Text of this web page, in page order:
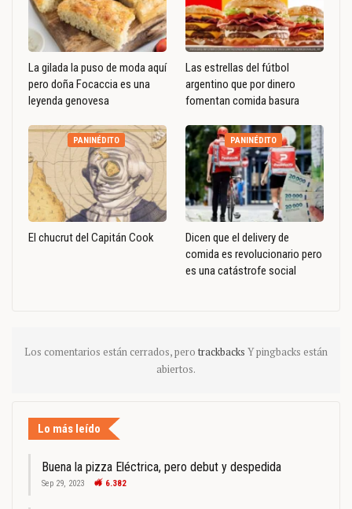
La gilada la puso de moda aquí
pero doña Focaccia es una
leyenda genovesa
Las estrellas del fútbol
argentino que por dinero
fomentan comida basura
PANINÉDITO
El chucrut del Capitán Cook
PANINÉDITO
Dicen que el delivery de
comida es revolucionario pero
es una catástrofe social
Los comentarios están cerrados, pero trackbacks Y pingbacks están
abiertos.
Lo más leído
Buena la pizza Eléctrica, pero debut y despedida
Sep 29, 2023 6.382